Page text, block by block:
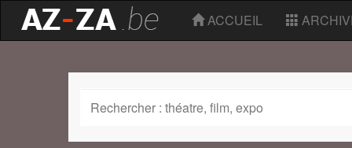
ACCUEIL